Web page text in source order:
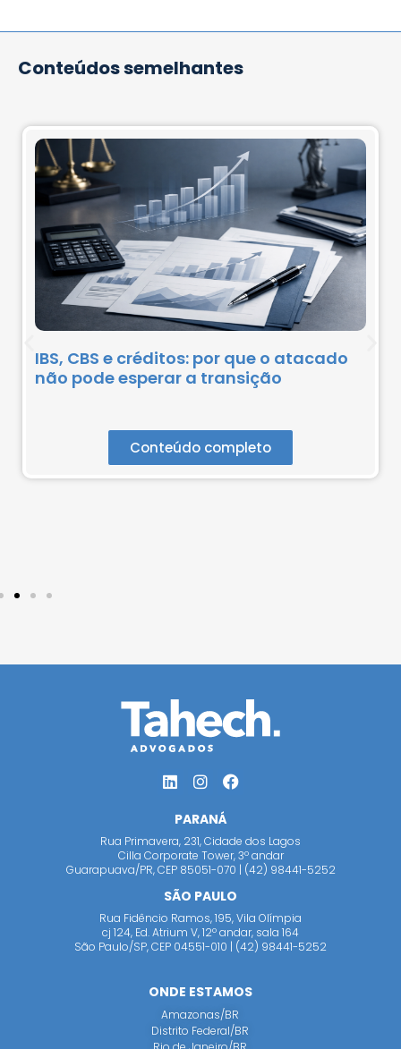
Conteúdos semelhantes
IBS, CBS e créditos: por que o atacado
não pode esperar a transição
Conteúdo completo
PARANÁ
Rua Primavera, 231, Cidade dos Lagos
Cilla Corporate Tower, 3º andar
Guarapuava/PR, CEP 85051-070 | (42) 98441-5252
SÃO PAULO
Rua Fidêncio Ramos, 195, Vila Olímpia
cj 124, Ed. Atrium V, 12º andar, sala 164
São Paulo/SP, CEP 04551-010 | (42) 98441-5252
ONDE ESTAMOS
Amazonas/BR
Distrito Federal/BR